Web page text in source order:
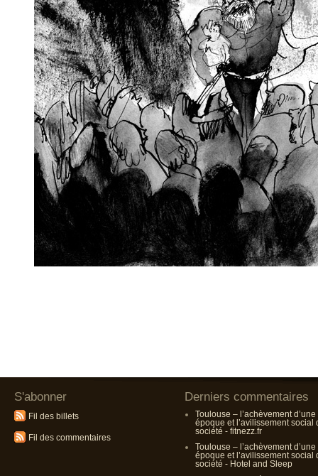
S'abonner
Fil des billets
Fil des commentaires
Derniers commentaires
Toulouse – l’achèvement d’une
époque et l’avilissement social
société - fitnezz.fr
Toulouse – l’achèvement d’une
époque et l’avilissement social
société - Hotel and Sleep